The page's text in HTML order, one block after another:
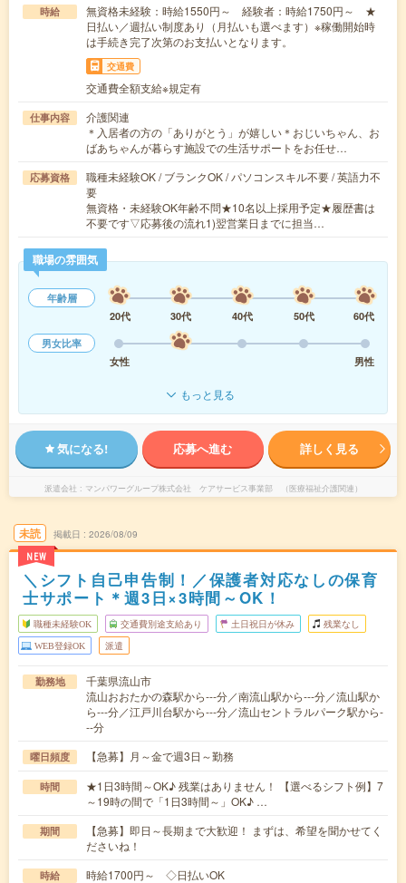
時給
無資格未経験：時給1550円～ 経験者：時給1750円～ ★
日払い／週払い制度あり（月払いも選べます）※稼働開始時
は手続き完了次第のお支払いとなります。
交通費
交通費全額支給※規定有
仕事内容
介護関連
＊入居者の方の「ありがとう」が嬉しい＊おじいちゃん、お
ばあちゃんが暮らす施設での生活サポートをお任せ…
応募資格
職種未経験OK / ブランクOK / パソコンスキル不要 / 英語力不
要
無資格・未経験OK年齢不問★10名以上採用予定★履歴書は
不要です▽応募後の流れ1)翌営業日までに担当…
職場の雰囲気
年齢層
20代
30代 40代 50代
60代
男女比率
女性
男性
もっと見る
気になる! 応募へ進む 詳しく見る
派遣会社 マンパワーグループ株式会社 ケアサービス事業部 （医療福祉介護関連）
未読
NEW
掲載日 2026/08/09
＼シフト自己申告制！／保護者対応なしの保育
士サポート＊週3日×3時間～OK！
職種未経験OK 交通費別途支給あり 土日祝日が休み 残業なし
WEB登録OK 派遣
勤務地
千葉県流山市
流山おおたかの森駅から---分／南流山駅から---分／流山駅か
ら---分／江戸川台駅から---分／流山セントラルパーク駅から-
--分
曜日頻度 【急募】月～金で週3日～勤務
時間
★1日3時間～OK♪ 残業はありません！ 【選べるシフト例】7
～19時の間で「1日3時間～」OK♪ …
期間
【急募】即日～長期まで大歓迎！ まずは、希望を聞かせてく
ださいね！
時給 時給1700円～ ◇日払いOK